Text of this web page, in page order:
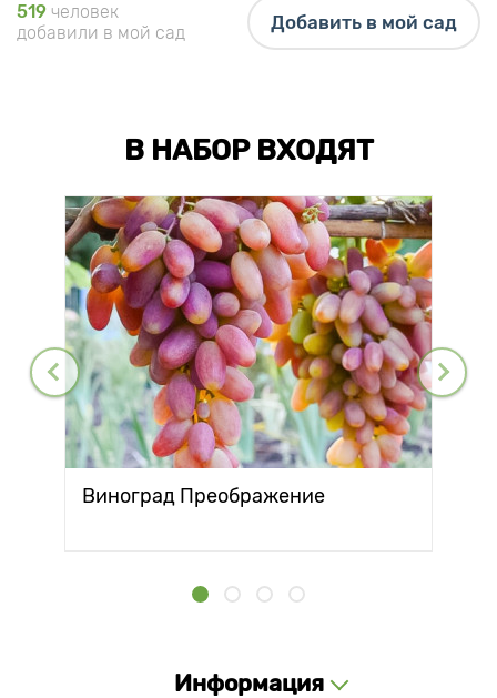
519 человек
добавили в мой сад
Добавить в мой сад
В НАБОР ВХОДЯТ
Виноград Преображение
Информация